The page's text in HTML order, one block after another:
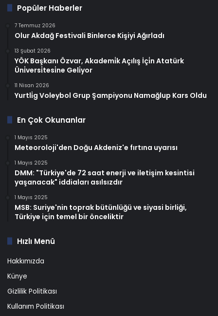
Popüler Haberler
7 Temmuz 2026
Olur Akdağ Festivali Binlerce Kişiyi Ağırladı
13 Şubat 2026
YÖK Başkanı Özvar, Akademi̇k Açılış İçi̇n Atatürk
Üni̇versi̇tesi̇ne Geli̇yor
11 Nisan 2026
Yurtli̇g Voleybol Grup Şampiyonu Namağlup Kars Oldu
En Çok Okunanlar
1 Mayıs 2025
Meteoroloji'den Doğu Akdeniz'e fırtına uyarısı
1 Mayıs 2025
DMM: "Türkiye'de 72 saat enerji ve iletişim kesintisi
yaşanacak" iddiaları asılsızdır
1 Mayıs 2025
MSB: Suriye'nin toprak bütünlüğü ve siyasi birliği,
Türkiye için temel bir önceliktir
Hızlı Menü
Hakkımızda
Künye
Gizlilik Politikası
Kullanım Politikası